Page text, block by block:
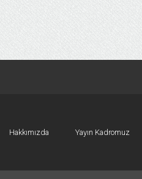
Hakkımızda Yayın Kadromuz